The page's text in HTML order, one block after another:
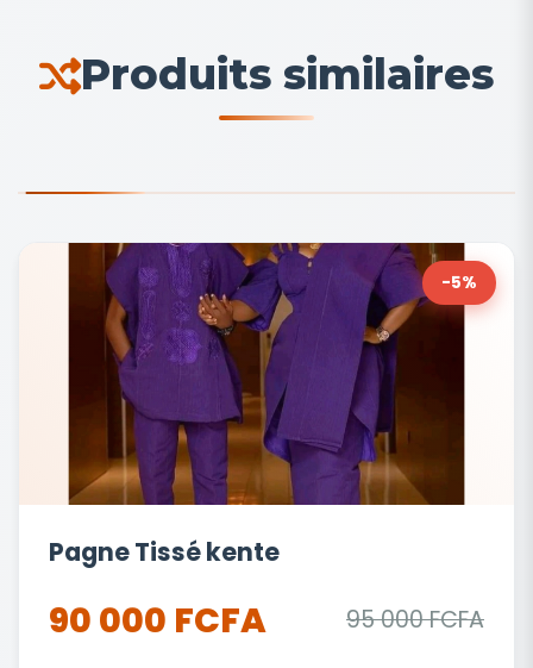
Produits similaires
-5%
Pagne Tissé kente
90 000 FCFA 95 000 FCFA